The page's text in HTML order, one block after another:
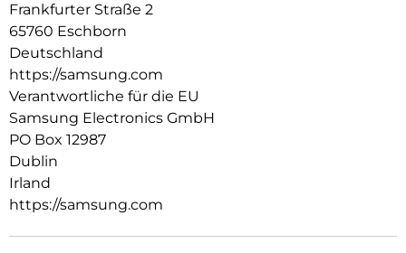
Frankfurter Straße 2
65760 Eschborn
Deutschland
https://samsung.com
Verantwortliche für die EU
Samsung Electronics GmbH
PO Box 12987
Dublin
Irland
https://samsung.com